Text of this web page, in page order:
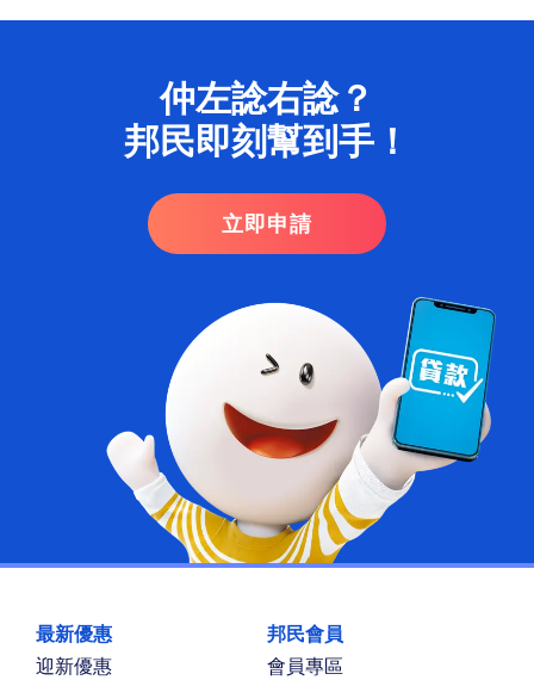
仲左諗右諗？
邦民即刻幫到手！​
立即申請
最新優惠
迎新優惠
邦民會員
會員專區